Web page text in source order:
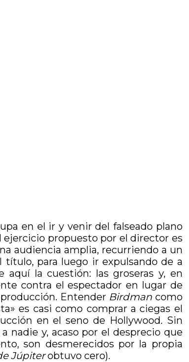
en el ir y venir del falseado plano
propuesto por el director es
audiencia amplia, recurriendo a un
para luego ir expulsando de a
la cuestión: las groseras y, en
contra el espectador en lugar de
Entender Birdman como
es casi como comprar a ciegas el
en el seno de Hollywood. Sin
nadie y, acaso por el desprecio que
son desmerecidos por la propia
Júpiterobtuvo cero).